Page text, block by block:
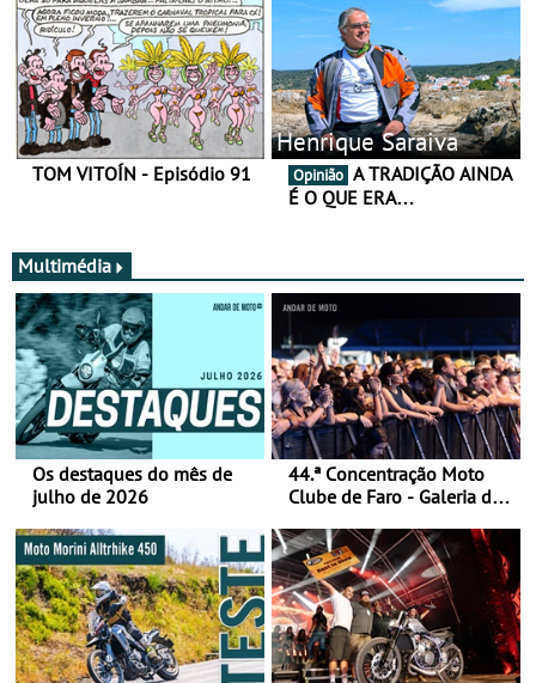
TOM VITOÍN - Episódio 91
Henrique Saraiva
Opinião
É O QUE ERA…
Multimédia
Os destaques do mês de
julho de 2026
44.ª Concentração Moto
Clube de Faro - Galeria de